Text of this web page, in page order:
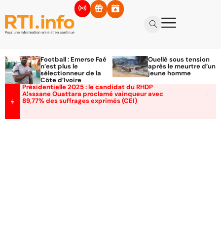
Football : Emerse Faé
n’est plus le
sélectionneur de la
Côte d’Ivoire
Ouellé sous tension
après le meurtre d’un
jeune homme
Présidentielle 2025 : le candidat du RHDP
Alassane Ouattara proclamé vainqueur avec
89,77% des suffrages exprimés (CEI)